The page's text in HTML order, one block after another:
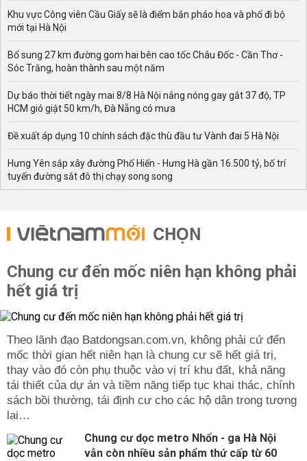
Khu vực Công viên Cầu Giấy sẽ là điểm bắn pháo hoa và phố đi bộ
mới tại Hà Nội
Bổ sung 27 km đường gom hai bên cao tốc Châu Đốc - Cần Thơ -
Sóc Trăng, hoàn thành sau một năm
Dự báo thời tiết ngày mai 8/8 Hà Nội nắng nóng gay gắt 37 độ, TP
HCM gió giật 50 km/h, Đà Nẵng có mưa
Đề xuất áp dụng 10 chính sách đặc thù đầu tư Vành đai 5 Hà Nội
Hưng Yên sắp xây đường Phố Hiến - Hưng Hà gần 16.500 tỷ, bố trí
tuyến đường sắt đô thị chạy song song
CHỌN
Chung cư đến mốc niên hạn không phải
hết giá trị
Theo lãnh đạo Batdongsan.com.vn, không phải cứ đến
mốc thời gian hết niên hạn là chung cư sẽ hết giá trị,
thay vào đó còn phụ thuộc vào vị trí khu đất, khả năng
tái thiết của dự án và tiềm năng tiếp tục khai thác, chính
sách bồi thường, tái định cư cho các hộ dân trong tương
lai…
Chung cư dọc metro Nhổn - ga Hà Nội
vẫn còn nhiều sản phẩm thứ cấp từ 60